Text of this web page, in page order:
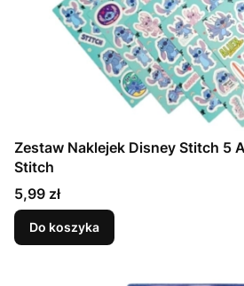
Zestaw Naklejek Disney Stitch 5
Stitch
Cena
5,99 zł
Do koszyka